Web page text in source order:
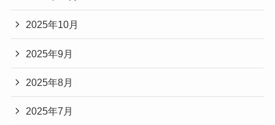
2025年10月
2025年9月
2025年8月
2025年7月